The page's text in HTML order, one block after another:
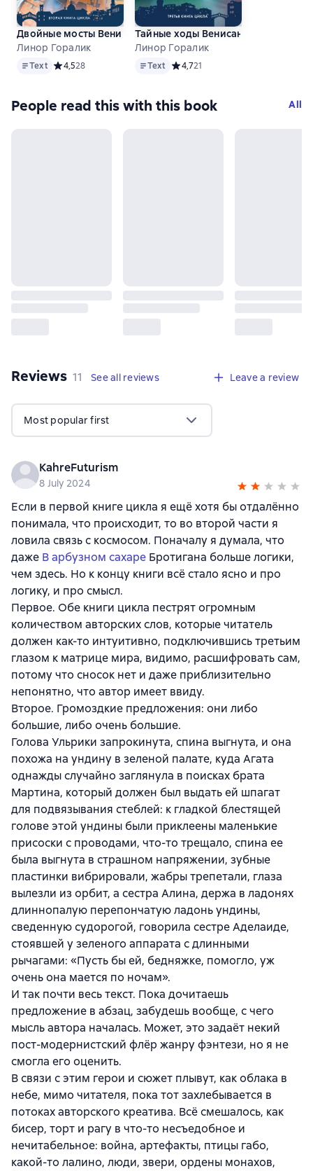
Двойные мосты Венисаны
Линор Горалик
TextText Средний рейтинг 4,5 на основе 28 оценок
4,528
Тайные ходы Венисаны
Линор Горалик
TextText Средний рейтинг 4,7 на основе
4,721
People read this with this book All
Reviews 11 reviews
11 See all reviews Leave a review
Most popular first
KahreFuturism
8 July 2024
Если в первой книге цикла я ещё хотя бы отдалённо
понимала, что происходит, то во второй части я
ловила связь с космосом. Поначалу я думала, что
даже В арбузном сахаре Бротигана больше логики,
чем здесь. Но к концу книги всё стало ясно и про
логику, и про смысл.
Первое. Обе книги цикла пестрят огромным
количеством авторских слов, которые читатель
должен как-то интуитивно, подключившись третьим
глазом к матрице мира, видимо, расшифровать сам,
потому что сносок нет и даже приблизительно
непонятно, что автор имеет ввиду.
Второе. Громоздкие предложения: они либо
большие, либо очень большие.
Голова Ульрики запрокинута, спина выгнута, и она
похожа на ундину в зеленой палате, куда Агата
однажды случайно заглянула в поисках брата
Мартина, который должен был выдать ей шпагат
для подвязывания стеблей: к гладкой блестящей
голове этой ундины были приклеены маленькие
присоски с проводами, что-то трещало, спина ее
была выгнута в страшном напряжении, зубные
пластинки вибрировали, жабры трепетали, глаза
вылезли из орбит, а сестра Алина, держа в ладонях
длиннопалую перепончатую ладонь ундины,
сведенную судорогой, говорила сестре Аделаиде,
стоявшей у зеленого аппарата с длинными
рычагами: «Пусть бы ей, бедняжке, помогло, уж
очень она мается по ночам».
И так почти весь текст. Пока дочитаешь
предложение в абзац, забудешь вообще, с чего
мысль автора началась. Может, это задаёт некий
пост-модернистский флёр жанру фэнтези, но я не
смогла его оценить.
В связи с этим герои и сюжет плывут, как облака в
небе, мимо читателя, пока тот захлебывается в
потоках авторского креатива. Всё смешалось, как
бисер, торт и рагу в что-то несъедобное и
нечитабельное: война, артефакты, птицы габо,
какой-то лалино, люди, звери, ордены монахов,